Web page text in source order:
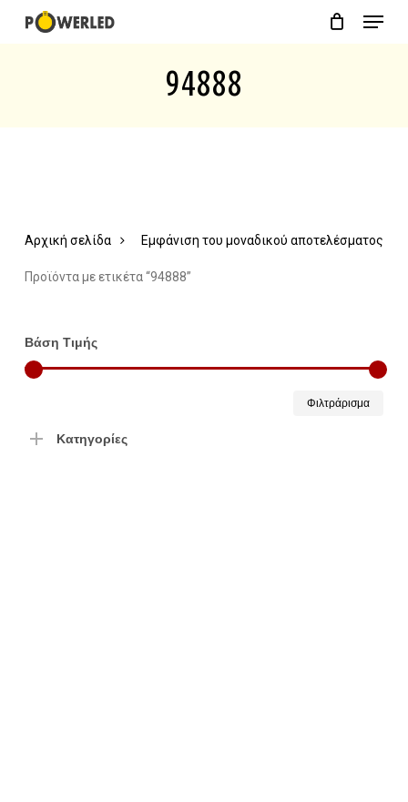
Menu
94888
Εμφάνιση του μοναδικού αποτελέσματος
Αρχική σελίδα
Προϊόντα με ετικέτα “94888”
Βάση Τιμής
Φιλτράρισμα
Κατηγορίες